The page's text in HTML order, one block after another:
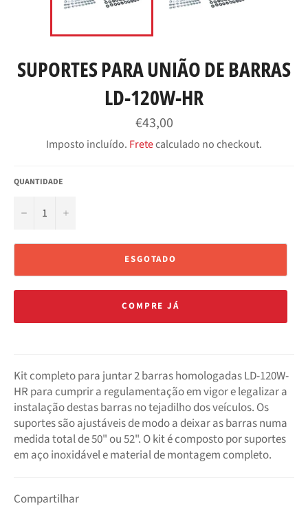
SUPORTES PARA UNIÃO DE BARRAS
LD-120W-HR
Preço
normal
€43,00
Imposto incluído. Fretecalculado no checkout.
QUANTIDADE
− +
ESGOTADO
COMPRE JÁ
Kit completo para juntar 2 barras homologadas LD-120W-
HR para cumprir a regulamentação em vigor e legalizar a
instalação destas barras no tejadilho dos veículos. Os
suportes são ajustáveis de modo a deixar as barras numa
medida total de 50" ou 52". O kit é composto por suportes
em aço inoxidável e material de montagem completo.
Compartilhar